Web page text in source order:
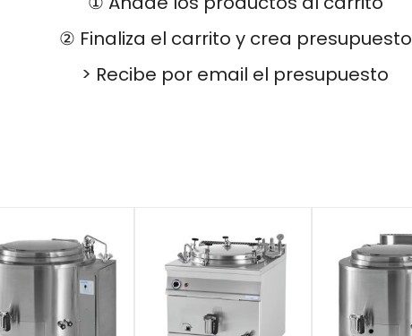
② Finaliza el carrito y crea presupuesto
> Recibe por email el presupuesto